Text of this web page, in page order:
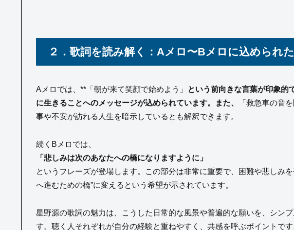
２．歌詞を読み解く：Aメロ〜Bメロに込められ
Aメロでは、**「朝が来て笑顔で始めよう」
という前向きな言葉が印象的
に生きることへのメッセージが込められています。また、
「救急車の音
事や不安が訪れる人生を暗示しているとも解釈できます。
続くBメロでは、
「悲しみは次のあなたへの橋になりますように」
というフレーズが登場します。この部分は非常に重要で、困難や悲しみ
へ進むための橋”に変えるという希望が示されています。
星野源の歌詞の魅力は、こうした日常的な風景や普遍的な願いを、シン
す。聴く人それぞれが自分の経験と重ねやすく、共感を呼ぶポイントです